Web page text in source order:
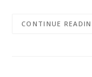
CONTINUE